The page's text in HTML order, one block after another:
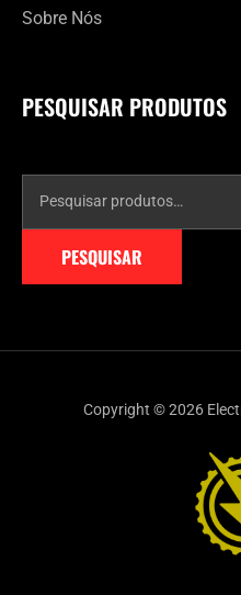
Sobre Nós
PESQUISAR PRODUTOS
PESQUISAR
Copyright © 2026